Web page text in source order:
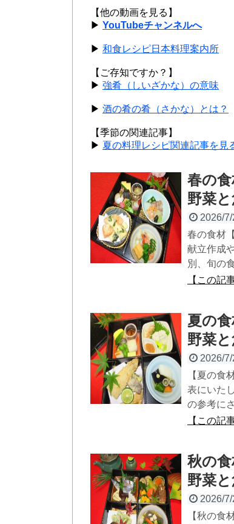
【他の動画を見る】
▶ YouTubeチャンネルへ
▶ 和食レシピ日本料理案内所
【ご存知ですか？】
▶ 強肴（しいざかな）の意味
▶ 酒の肴の肴（さかな）とは？
【季節の関連記事】
▶ 夏の料理レシピ関連記事を見
春の
野菜と
2026/7/
春の食材
献立作成
別、旬の
【この記
夏の
野菜と
2026/7/
【夏の食
表にいた
の参考に
【この記
秋の
野菜と
2026/7/
【秋の食